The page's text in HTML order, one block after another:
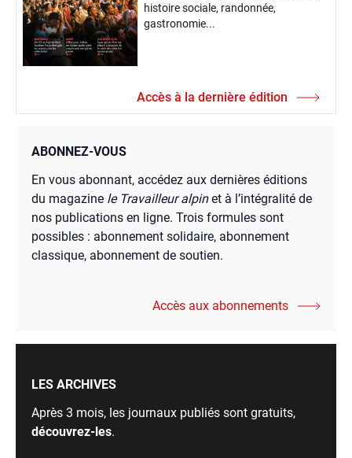
histoire sociale, randonnée,
gastronomie...
Accès à la dernière édition
ABONNEZ-VOUS
En vous abonnant, accédez aux dernières éditions
du magazine le Travailleur alpinet à l’intégralité de
nos publications en ligne. Trois formules sont
possibles : abonnement solidaire, abonnement
classique, abonnement de soutien.
Accès aux abonnements
LES ARCHIVES
Après 3 mois, les journaux publiés sont gratuits,
découvrez-les.